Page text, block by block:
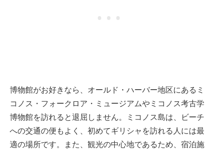
博物館がお好きなら、オールド・ハーバー地区にあるミ
コノス・フォークロア・ミュージアムやミコノス考古学
博物館を訪れると退屈しません。ミコノス島は、ビーチ
への交通の便もよく、初めてギリシャを訪れる人には最
適の場所です。また、観光の中心地であるため、宿泊施